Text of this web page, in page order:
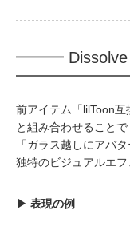
━━━ Dissolve
前アイテム「lilToon互
と組み合わせることで
「ガラス越しにアバ
独特のビジュアルエフ
▶ 表現の例